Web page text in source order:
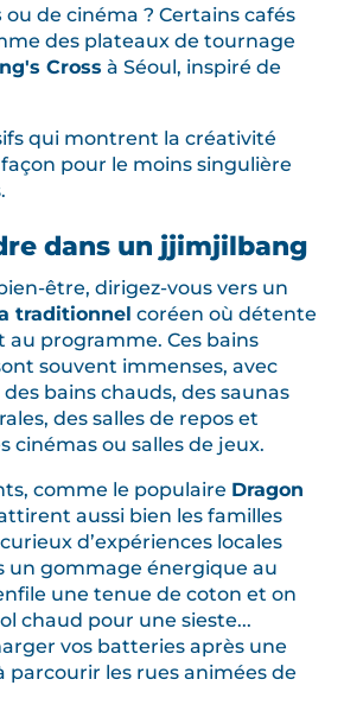
ou de cinéma ? Certains cafés
des plateaux de tournage
Cross à Séoul, inspiré de
qui montrent la créativité
pour le moins singulière
dans un jjimjilbang
être, dirigez-vous vers un
traditionnel coréen où détente
au programme. Ces bains
souvent immenses, avec
bains chauds, des saunas
des salles de repos et
cinémas ou salles de jeux.
comme le populaire Dragon
aussi bien les familles
d’expériences locales
un gommage énergique au
une tenue de coton et on
chaud pour une sieste...
vos batteries après une
parcourir les rues animées de